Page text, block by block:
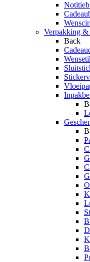
Verpakking &
Back